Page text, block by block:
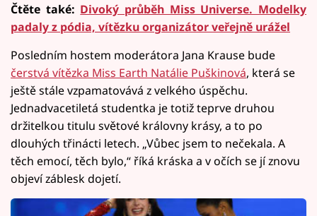
Čtěte také: Divoký průběh Miss Universe. Modelky
padaly z pódia, vítězku organizátor veřejně urážel
Posledním hostem moderátora Jana Krause bude
čerstvá vítězka Miss Earth Natálie Puškinová, která se
ještě stále vzpamatovává z velkého úspěchu.
Jednadvacetiletá studentka je totiž teprve druhou
držitelkou titulu světové královny krásy, a to po
dlouhých třinácti letech. „Vůbec jsem to nečekala. A
těch emocí, těch bylo,“ říká kráska a v očích se jí znovu
objeví záblesk dojetí.